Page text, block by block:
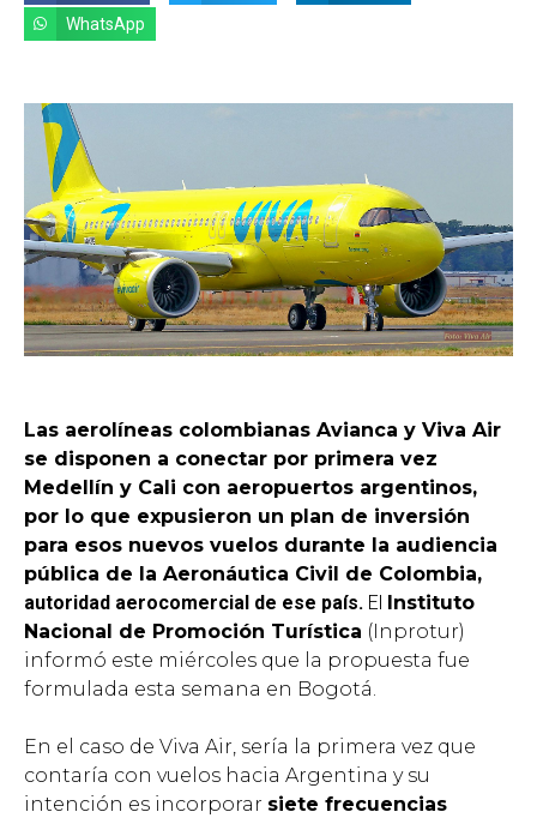
WhatsApp
Las aerolíneas colombianas Avianca y Viva Air
se disponen a conectar por primera vez
Medellín y Cali con aeropuertos argentinos,
por lo que expusieron un plan de inversión
para esos nuevos vuelos durante la audiencia
pública de la Aeronáutica Civil de Colombia,
autoridad aerocomercial de ese país. El Instituto
Nacional de Promoción Turística (Inprotur)
informó este miércoles que la propuesta fue
formulada esta semana en Bogotá.
En el caso de Viva Air, sería la primera vez que
contaría con vuelos hacia Argentina y su
intención es incorporar siete frecuencias